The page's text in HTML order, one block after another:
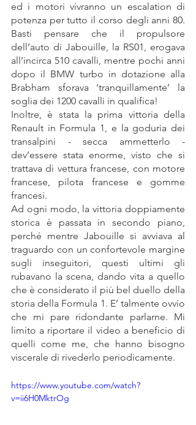
ed i motori vivranno un escalation di
potenza per tutto il corso degli anni 80.
Basti pensare che il propulsore
dell’auto di Jabouille, la RS01, erogava
all’incirca 510 cavalli, mentre pochi anni
dopo il BMW turbo in dotazione alla
Brabham sforava ‘tranquillamente’ la
soglia dei 1200 cavalli in qualifica!
Inoltre, è stata la prima vittoria della
Renault in Formula 1, e la goduria dei
transalpini - secca ammetterlo -
dev’essere stata enorme, visto che si
trattava di vettura francese, con motore
francese, pilota francese e gomme
francesi.
Ad ogni modo, la vittoria doppiamente
storica è passata in secondo piano,
perché mentre Jabouille si avviava al
traguardo con un confortevole margine
sugli inseguitori, questi ultimi gli
rubavano la scena, dando vita a quello
che è considerato il più bel duello della
storia della Formula 1. E’ talmente ovvio
che mi pare ridondante parlarne. Mi
limito a riportare il video a beneficio di
quelli come me, che hanno bisogno
viscerale di rivederlo periodicamente.
https://www.youtube.com/watch?
v=ii6H0MktrOg